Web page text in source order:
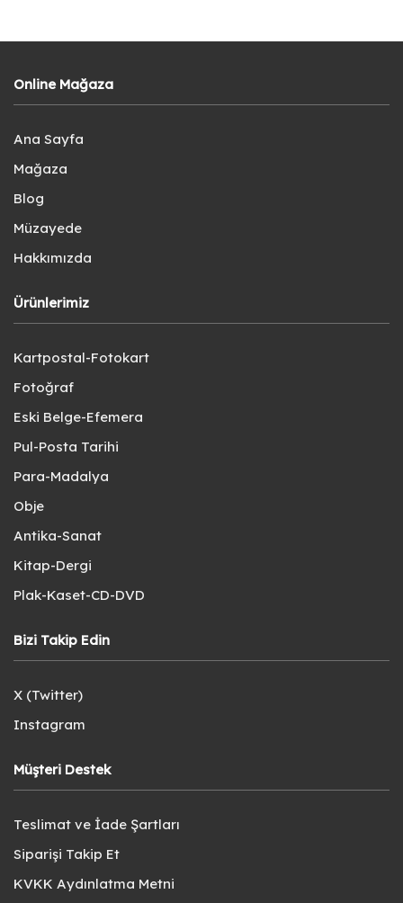
Online Mağaza
Ana Sayfa
Mağaza
Blog
Müzayede
Hakkımızda
Ürünlerimiz
Kartpostal-Fotokart
Fotoğraf
Eski Belge-Efemera
Pul-Posta Tarihi
Para-Madalya
Obje
Antika-Sanat
Kitap-Dergi
Plak-Kaset-CD-DVD
Bizi Takip Edin
X (Twitter)
Instagram
Müşteri Destek
Teslimat ve İade Şartları
Siparişi Takip Et
KVKK Aydınlatma Metni